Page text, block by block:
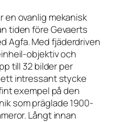
en ovanlig mekanisk
tiden före Gevaerts
Agfa. Med fjäderdriven
objektiv och
till 32 bilder per
intressant stycke
exempel på den
som präglade 1900-
Långt innan